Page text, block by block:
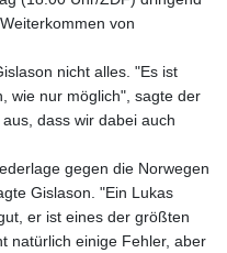
0.859288
183.583315
182.445186
148.887592
101.104505
4685.244046
von
nicht alles. "Es ist
wie nur möglich", sagte der
dass wir dabei auch
gegen die Norwegen
Gislason. "Ein Lukas
er ist eines der größten
natürlich einige Fehler, aber